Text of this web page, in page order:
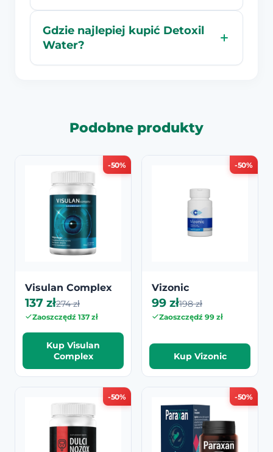
Gdzie najlepiej kupić Detoxil
Water?
Podobne produkty
-50%
Visulan Complex
137 zł274 zł
Zaoszczędź 137 zł
Kup Visulan
Complex
-50%
Vizonic
99 zł198 zł
Zaoszczędź 99 zł
Kup Vizonic
-50% -50%